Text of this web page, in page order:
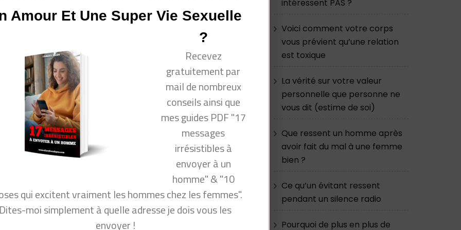
un homme ? ou même : comment rendre un homme
rendre un homme amoureux ? comment garder un
pensent vraiment !
plus de nouvelles ?
une femme ? 7 qualités
plus de succès en amour
vie sexuelle ?
nombreux conseils ainsi que mon guide PDF "10
chez les femmes", dites-moi simplement à quelle
intéressent PAS ?
Voici comment votre corps
vous prévient qu’une relation
est toxique
La vérité sur votre valeur
personnelle que personne ne
vous dit (estime de soi)
Que ressent un homme après
avoir fait du mal à une femme
bien ?
Ce qu’un évitant ressent
pendant un silence radio
Pourquoi de plus en plus de
Amour Et Une Super Vie Sexuelle
?
Recevez
gratuitement par
mail de nombreux
conseils ainsi que
mes guides PDF "17
messages
irrésistibles à
envoyer à un
homme" & "10
qui excitent vraiment les hommes chez les femmes".
Dites-moi simplement à quelle adresse je dois vous les
envoyer !